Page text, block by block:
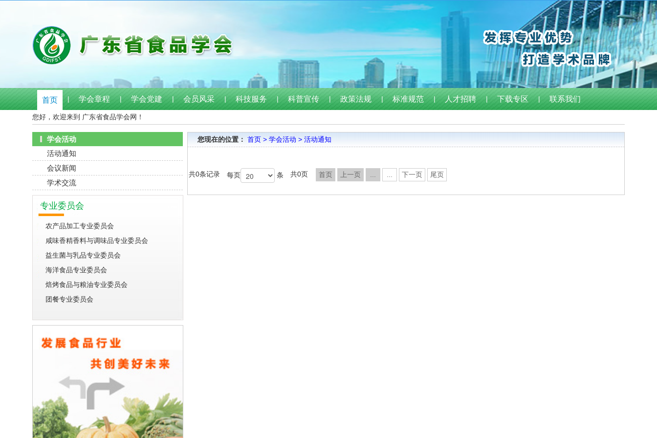
首页 | 学会章程 | 学会党建 | 会员风采 | 科技服务 | 科普宣传 | 政策法规 | 标准规范 | 人才招聘 | 下载专区 | 联系我们
您好，欢迎来到 广东省食品学会网！
学会活动
活动通知
会议新闻
学术交流
专业委员会
农产品加工专业委员会
咸味香精香料与调味品专业委员会
益生菌与乳品专业委员会
海洋食品专业委员会
焙烤食品与粮油专业委员会
团餐专业委员会
您现在的位置： 首页 > 学会活动 > 活动通知
共0条记录 每页 条 共0页 首页 上一页 下一页 尾页